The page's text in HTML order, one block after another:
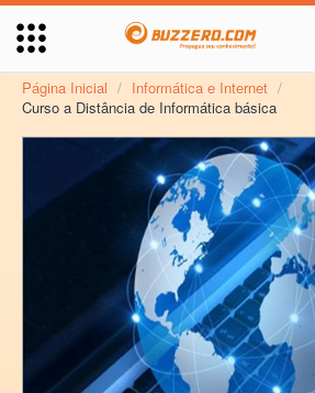
Página Inicial / Informática e Internet /
Curso a Distância de Informática básica